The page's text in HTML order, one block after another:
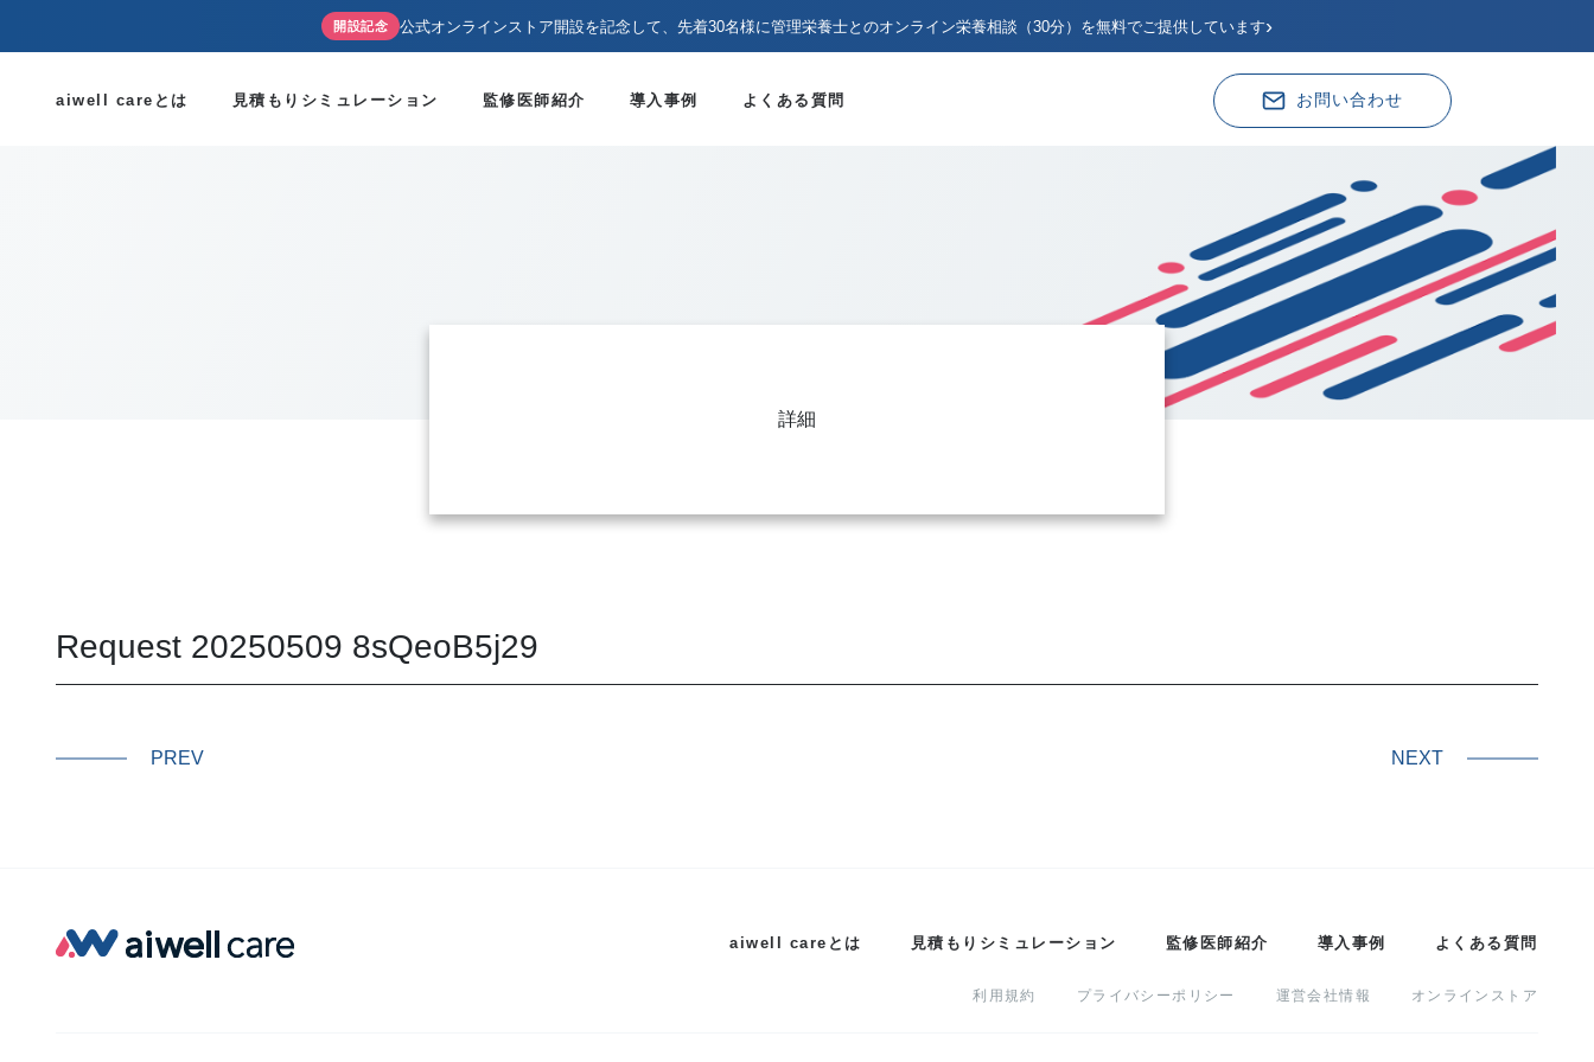
開設記念 公式オンラインストア開設を記念して、先着30名様に管理栄養士とのオンライン栄養相談（30分）を無料でご提供しています›
aiwell careとは 見積もりシミュレーション 監修医師紹介 導入事例 よくある質問 お問い合わせ
詳細
Request 20250509 8sQeoB5j29
PREV NEXT
aiwell careとは 見積もりシミュレーション 監修医師紹介 導入事例 よくある質問
利用規約 プライバシーポリシー 運営会社情報 オンラインストア